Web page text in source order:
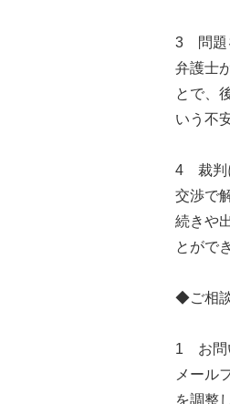
3 問題
弁護士
とで、
いう不
4 裁判
交渉で
続きや
とがで
◆ご相
1 お問
メール
を調整